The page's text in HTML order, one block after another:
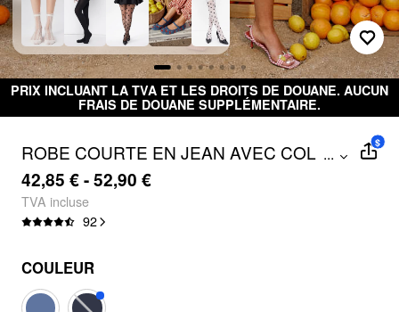
PRIX INCLUANT LA TVA ET LES DROITS DE DOUANE. AUCUN
FRAIS DE DOUANE SUPPLÉMENTAIRE.
ROBE COURTE EN JEAN AVEC COL
PETER PAN, BOUTONNÉE ET
MANCHES BOUFFANTES
...
42,85 € - 52,90 €
TVA incluse
92
$
COULEUR